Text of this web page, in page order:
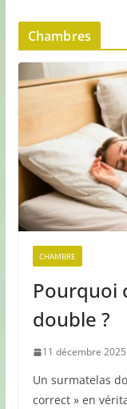
Chambres
CHAMBRE
Pourquoi
double ?
11 décembre 2025
Un surmatelas
correct » en